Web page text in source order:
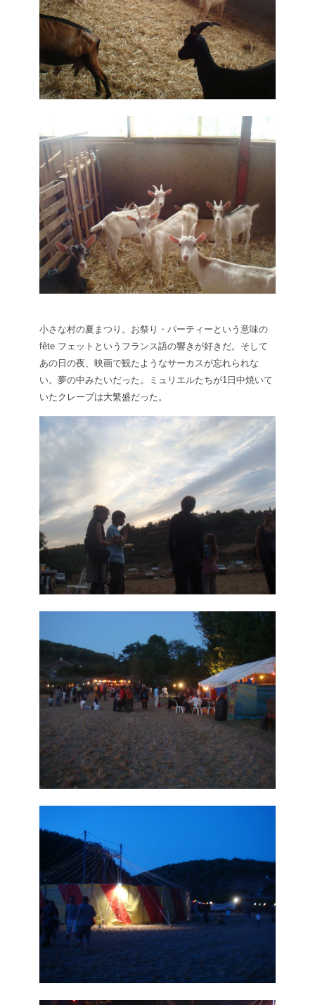
小さな村の夏まつり。お祭り・パーティーという意味の
fête フェットというフランス語の響きが好きだ。そして
あの日の夜、映画で観たようなサーカスが忘れられな
い。夢の中みたいだった。ミュリエルたちが1日中焼いて
いたクレープは大繁盛だった。